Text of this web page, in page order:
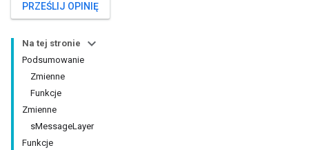
PRZEŚLIJ OPINIĘ
Na tej stronie
Podsumowanie
Zmienne
Funkcje
Zmienne
sMessageLayer
Funkcje